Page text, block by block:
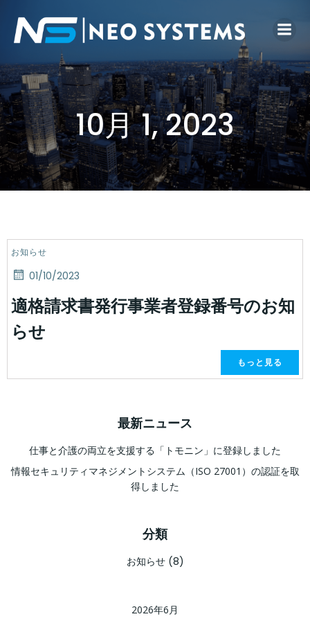
10月 1, 2023
お知らせ
01/10/2023
適格請求書発行事業者登録番号のお知
らせ
もっと見る
最新ニュース
仕事と介護の両立を支援する「トモニン」に登録しました
情報セキュリティマネジメントシステム（ISO 27001）の認証を取
得しました
分類
お知らせ(8)
2026年6月